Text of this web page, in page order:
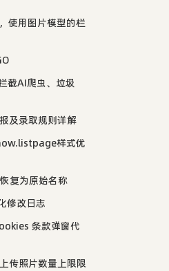
使用图片模型的栏
截AI爬虫、垃圾
及录取规则详解
样式优
复为原始名称
修改日志
条款弹窗代
传照片数量上限限